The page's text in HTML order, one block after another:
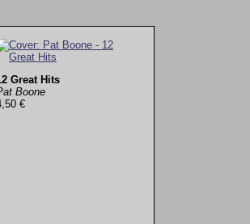
Great Hits
Boone
€